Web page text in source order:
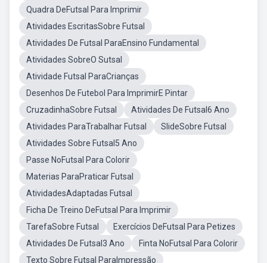
Quadra DeFutsal Para Imprimir
Atividades EscritasSobre Futsal
Atividades De Futsal ParaEnsino Fundamental
Atividades SobreO Sutsal
Atividade Futsal ParaCrianças
Desenhos De Futebol Para ImprimirE Pintar
CruzadinhaSobre Futsal
Atividades De Futsal6 Ano
Atividades ParaTrabalhar Futsal
SlideSobre Futsal
Atividades Sobre Futsal5 Ano
Passe NoFutsal Para Colorir
Materias ParaPraticar Futsal
AtividadesAdaptadas Futsal
Ficha De Treino DeFutsal Para Imprimir
TarefaSobre Futsal
Exercícios DeFutsal Para Petizes
Atividades De Futsal3 Ano
Finta NoFutsal Para Colorir
Texto Sobre Futsal ParaImpressão